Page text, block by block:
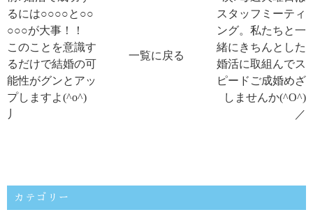
るには○○○○と○○
○○○が大事！！
このことを意識す
るだけで結婚の可
能性がグンとアッ
プしますよ(^o^)
丿
一覧に戻る
スタッフミーティ
ング。私たちと一
緒にきちんとした
婚活に取組んでス
ピードご成婚めざ
しませんか(^O^)
／
カテゴリー